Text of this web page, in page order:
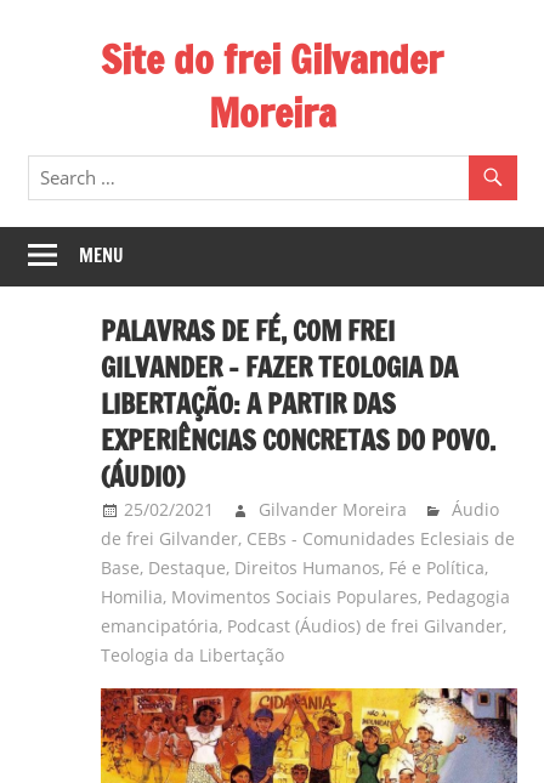
Site do frei Gilvander
Moreira
Esse
site
frei
Gilvander
atuação
pastoral
militância
carmelita;
bacharel
licenciado
MENU
PALAVRAS DE FÉ, COM FREI
GILVANDER – FAZER TEOLOGIA DA
LIBERTAÇÃO: A PARTIR DAS
EXPERIÊNCIAS CONCRETAS DO POVO.
(ÁUDIO)
25/02/2021 Gilvander Moreira
Áudio
de frei Gilvander, CEBs - Comunidades Eclesiais de
Base, Destaque, Direitos Humanos, Fé e Política,
Homilia, Movimentos Sociais Populares, Pedagogia
emancipatória, Podcast (Áudios) de frei Gilvander,
Teologia da Libertação